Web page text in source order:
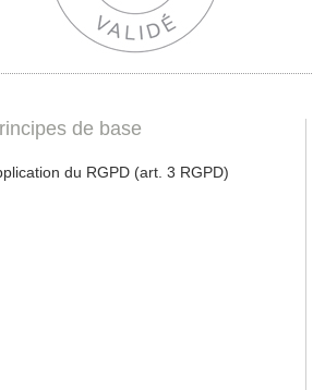
de base
du RGPD (art. 3 RGPD)